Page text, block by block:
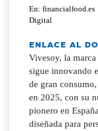
En: financialfood.es
Digital
ENLACE AL
Vivesoy, la marca
sigue innovando
de gran
en 2025, con su
pionero en
diseñada para